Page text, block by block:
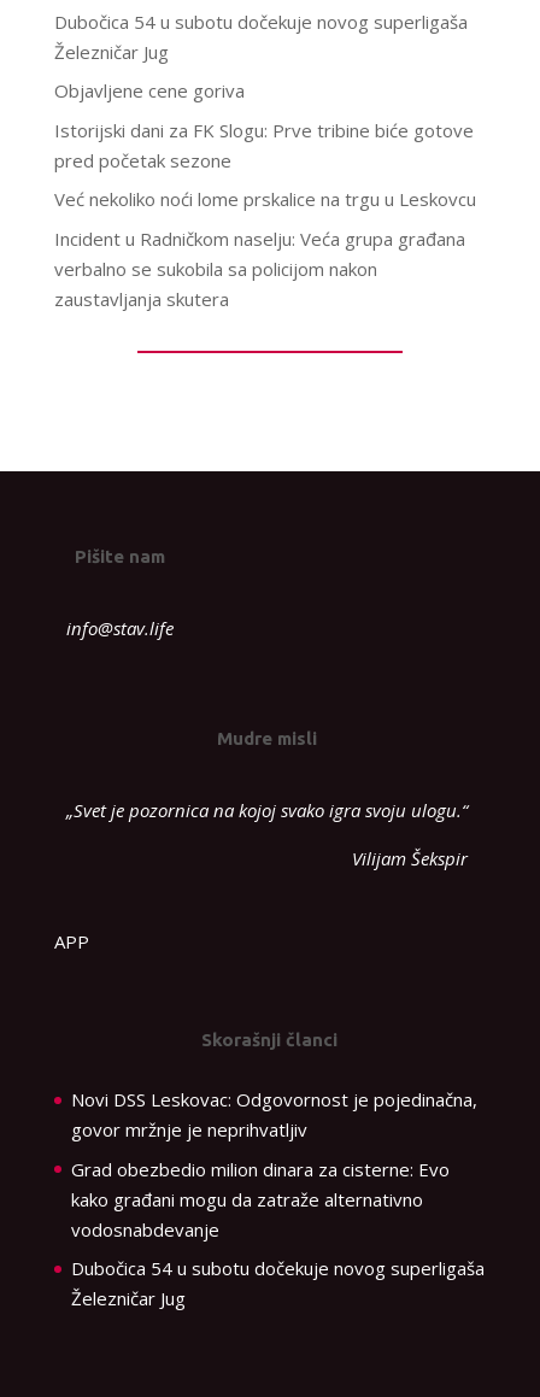
Dubočica 54 u subotu dočekuje novog superligaša
Železničar Jug
Objavljene cene goriva
Istorijski dani za FK Slogu: Prve tribine biće gotove
pred početak sezone
Već nekoliko noći lome prskalice na trgu u Leskovcu
Incident u Radničkom naselju: Veća grupa građana
verbalno se sukobila sa policijom nakon
zaustavljanja skutera
Pišite nam
info@stav.life
Mudre misli
„Svet je pozornica na kojoj svako igra svoju ulogu.“
Vilijam Šekspir
APP
Skorašnji članci
Novi DSS Leskovac: Odgovornost je pojedinačna,
govor mržnje je neprihvatljiv
Grad obezbedio milion dinara za cisterne: Evo
kako građani mogu da zatraže alternativno
vodosnabdevanje
Dubočica 54 u subotu dočekuje novog superligaša
Železničar Jug